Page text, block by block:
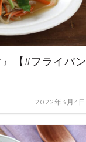
』【#フライパン
2022年3月4日